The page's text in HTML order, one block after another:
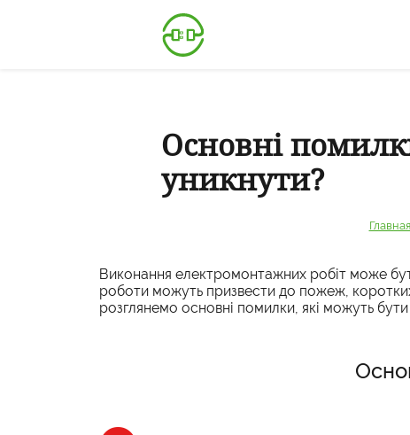
Основні
уникнути?
Главная
Виконання електромонтажних робіт може
роботи можуть призвести до пожеж,
розглянемо основні помилки, які можуть